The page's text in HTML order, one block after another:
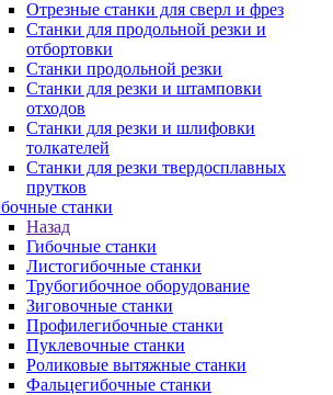
Отрезные станки для сверл и фрез
Станки для продольной резки и
отбортовки
Станки продольной резки
Станки для резки и штамповки
отходов
Станки для резки и шлифовки
толкателей
Станки для резки твердосплавных
прутков
станки
Назад
Гибочные станки
Листогибочные станки
Трубогибочное оборудование
Зиговочные станки
Профилегибочные станки
Пуклевочные станки
Роликовые вытяжные станки
Фальцегибочные станки